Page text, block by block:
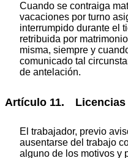
Cuando se contraiga
vacaciones por turno
interrumpido durante el
retribuida por
misma, siempre y
comunicado tal
de antelación.
Artículo 11. Licencias
El trabajador, previo
ausentarse del trabajo
alguno de los motivos y